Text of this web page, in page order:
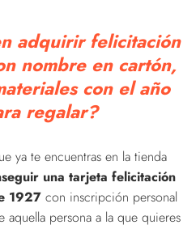
adquirir felicitación
nombre en cartón,
con el año
regalar?
ya te encuentras en la tienda
una tarjeta felicitación
1927 con inscripción personal
persona a la que quieres